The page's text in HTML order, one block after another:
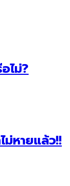
ไม่?
ม่หายแล้ว!!